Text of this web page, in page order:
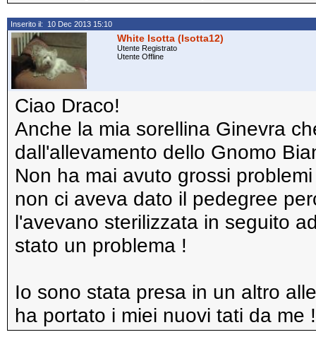
Inserito il: 10 Dec 2013 15:10
White Isotta (Isotta12)
Utente Registrato
Utente Offline
Ciao Draco!
Anche la mia sorellina Ginevra
dall'allevamento dello Gnomo
Non ha mai avuto grossi
non ci aveva dato il pedegree
l'avevano sterilizzata in seguito
stato un problema !
Io sono stata presa in un altro
ha portato i miei nuovi tati da me